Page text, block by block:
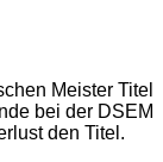
Meister Titel
bei der DSEM
den Titel.